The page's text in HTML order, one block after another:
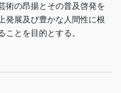
術の昂揚とその普及啓発を
発展及び豊かな人間性に根
とを目的とする。